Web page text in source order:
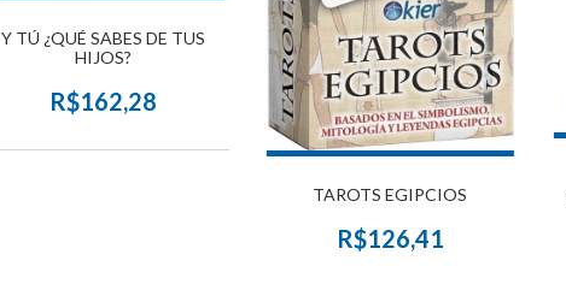
Y TÚ ¿QUÉ SABES DE TUS
HIJOS?
R$162,28
TAROTS EGIPCIOS
R$126,41